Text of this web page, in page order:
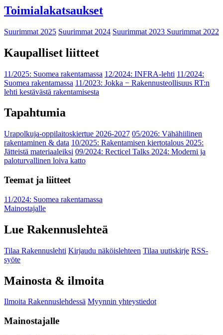
Toimialakatsaukset
Suurimmat 2025 Suurimmat 2024 Suurimmat 2023 Suurimmat 2022
Kaupalliset liitteet
11/2025: Suomea rakentamassa 12/2024: INFRA-lehti 11/2024:
Suomea rakentamassa 11/2023: Jokka − Rakennusteollisuus RT:n
lehti kestävästä rakentamisesta
Tapahtumia
Urapolkuja-oppilaitoskiertue 2026-2027 05/2026: Vähähiilinen
rakentaminen & data 10/2025: Rakentamisen kiertotalous 2025:
Jätteistä materiaaleiksi 09/2024: Recticel Talks 2024: Moderni ja
paloturvallinen loiva katto
Teemat ja liitteet
11/2024: Suomea rakentamassa
Mainostajalle
Lue Rakennuslehteä
Tilaa Rakennuslehti Kirjaudu näköislehteen Tilaa uutiskirje RSS-
syöte
Mainosta & ilmoita
Ilmoita Rakennuslehdessä Myynnin yhteystiedot
Mainostajalle